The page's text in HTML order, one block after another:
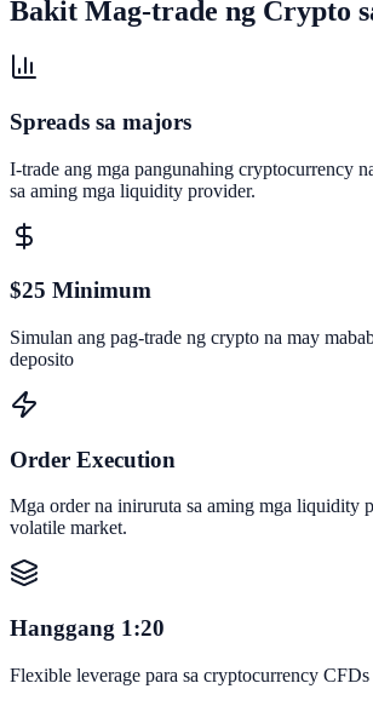
Bakit Mag-trade ng Crypto
Spreads sa majors
I-trade ang mga pangunahing cryptocurrency
sa aming mga liquidity provider.
$25 Minimum
Simulan ang pag-trade ng crypto na may
deposito
Order Execution
Mga order na iniruruta sa aming mga liquidity
volatile market.
Hanggang 1:20
Flexible leverage para sa cryptocurrency CFDs